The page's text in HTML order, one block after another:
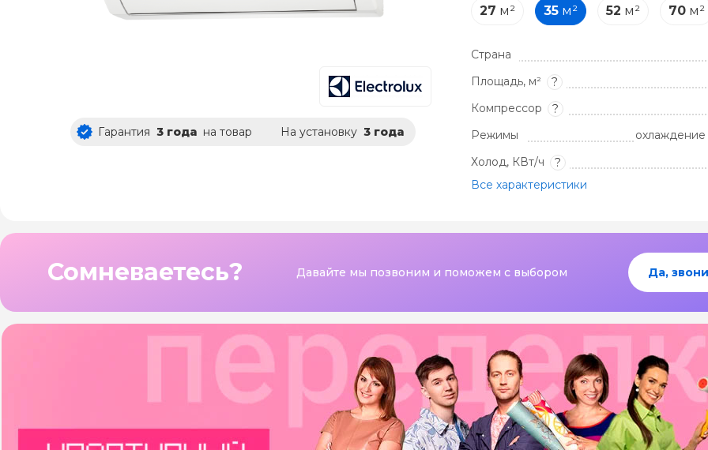
Гарантия 3 года на товар На установку 3 года
27 м² 35м² 52 м² 70м²
Страна
Площадь, м²
?
Компрессор
?
Режимы
Холод, КВт/ч
?
Все характеристики
Сомневаетесь? Давайте мы позвоним и поможем с выбором Да,